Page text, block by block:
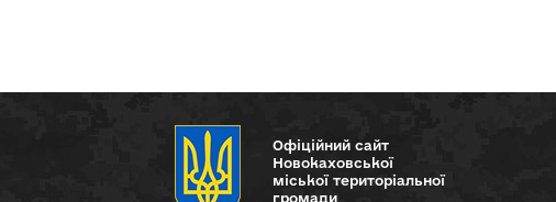
Офіційний сайт
Новокаховської
міської територіальної
громади